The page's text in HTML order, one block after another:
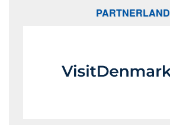
PARTNERLAND